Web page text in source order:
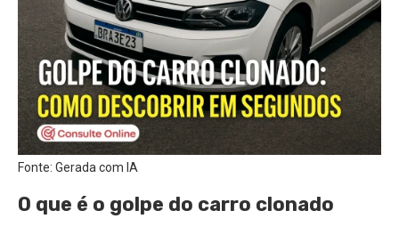
Fonte: Gerada com IA
O que é o golpe do carro clonado